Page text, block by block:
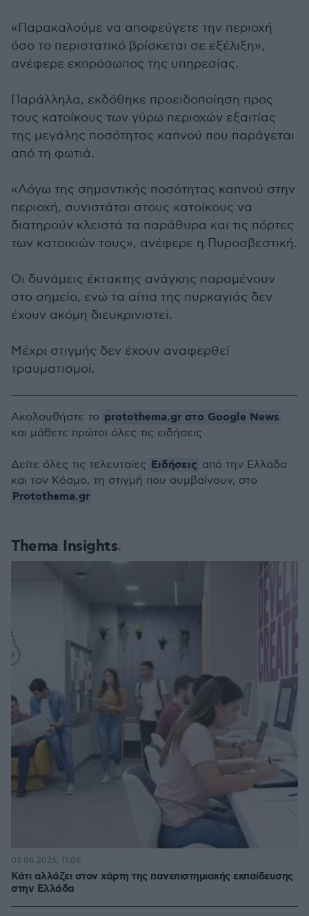
«Παρακαλούμε να αποφεύγετε την περιοχή
όσο το περιστατικό βρίσκεται σε εξέλιξη»,
ανέφερε εκπρόσωπος της υπηρεσίας.
Παράλληλα, εκδόθηκε προειδοποίηση προς
τους κατοίκους των γύρω περιοχών εξαιτίας
της μεγάλης ποσότητας καπνού που παράγεται
από τη φωτιά.
«Λόγω της σημαντικής ποσότητας καπνού στην
περιοχή, συνιστάται στους κατοίκους να
διατηρούν κλειστά τα παράθυρα και τις πόρτες
των κατοικιών τους», ανέφερε η Πυροσβεστική.
Οι δυνάμεις έκτακτης ανάγκης παραμένουν
στο σημείο, ενώ τα αίτια της πυρκαγιάς δεν
έχουν ακόμη διευκρινιστεί.
Μέχρι στιγμής δεν έχουν αναφερθεί
τραυματισμοί.
Thema Insights
Κάτι αλλάζει στον χάρτη της πανεπιστημιακής εκπαίδευσης
στην Ελλάδα
03.08.2026, 11:06
Ακολουθήστε το protothema.gr στο Google News
και μάθετε πρώτοι όλες τις ειδήσεις
Δείτε όλες τις τελευταίες Ειδήσεις από την Ελλάδα
και τον Κόσμο, τη στιγμή που συμβαίνουν, στο
Protothema.gr